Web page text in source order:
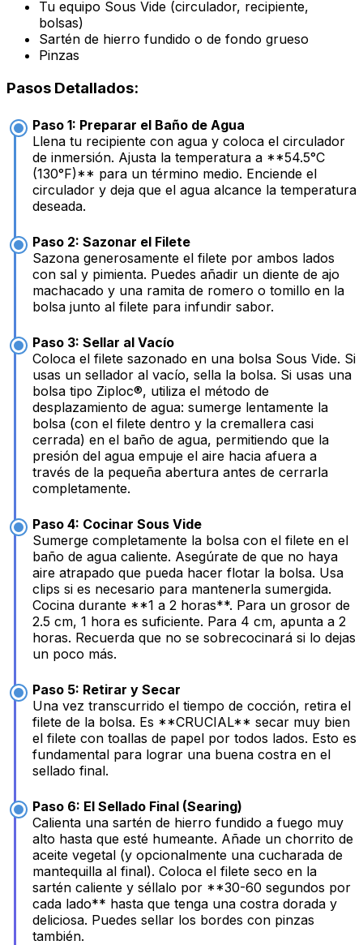
Tu equipo Sous Vide (circulador, recipiente,
bolsas)
Sartén de hierro fundido o de fondo grueso
Pinzas
Pasos Detallados:
Paso 1: Preparar el Baño de Agua
Llena tu recipiente con agua y coloca el circulador
de inmersión. Ajusta la temperatura a **54.5°C
(130°F)** para un término medio. Enciende el
circulador y deja que el agua alcance la temperatura
deseada.
Paso 2: Sazonar el Filete
Sazona generosamente el filete por ambos lados
con sal y pimienta. Puedes añadir un diente de ajo
machacado y una ramita de romero o tomillo en la
bolsa junto al filete para infundir sabor.
Paso 3: Sellar al Vacío
Coloca el filete sazonado en una bolsa Sous Vide. Si
usas un sellador al vacío, sella la bolsa. Si usas una
bolsa tipo Ziploc®, utiliza el método de
desplazamiento de agua: sumerge lentamente la
bolsa (con el filete dentro y la cremallera casi
cerrada) en el baño de agua, permitiendo que la
presión del agua empuje el aire hacia afuera a
través de la pequeña abertura antes de cerrarla
completamente.
Paso 4: Cocinar Sous Vide
Sumerge completamente la bolsa con el filete en el
baño de agua caliente. Asegúrate de que no haya
aire atrapado que pueda hacer flotar la bolsa. Usa
clips si es necesario para mantenerla sumergida.
Cocina durante **1 a 2 horas**. Para un grosor de
2.5 cm, 1 hora es suficiente. Para 4 cm, apunta a 2
horas. Recuerda que no se sobrecocinará si lo dejas
un poco más.
Paso 5: Retirar y Secar
Una vez transcurrido el tiempo de cocción, retira el
filete de la bolsa. Es **CRUCIAL** secar muy bien
el filete con toallas de papel por todos lados. Esto es
fundamental para lograr una buena costra en el
sellado final.
Paso 6: El Sellado Final (Searing)
Calienta una sartén de hierro fundido a fuego muy
alto hasta que esté humeante. Añade un chorrito de
aceite vegetal (y opcionalmente una cucharada de
mantequilla al final). Coloca el filete seco en la
sartén caliente y séllalo por **30-60 segundos por
cada lado** hasta que tenga una costra dorada y
deliciosa. Puedes sellar los bordes con pinzas
también.